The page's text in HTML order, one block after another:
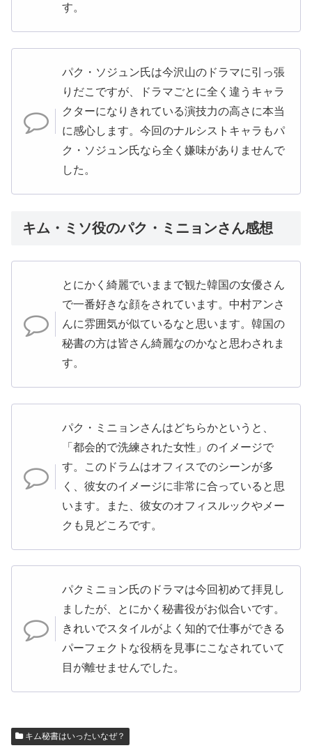
す。
パク・ソジュン氏は今沢山のドラマに引っ張
りだこですが、ドラマごとに全く違うキャラ
クターになりきれている演技力の高さに本当
に感心します。今回のナルシストキャラもパ
ク・ソジュン氏なら全く嫌味がありませんで
した。
キム・ミソ役のパク・ミニョンさん感想
とにかく綺麗でいままで観た韓国の女優さん
で一番好きな顔をされています。中村アンさ
んに雰囲気が似ているなと思います。韓国の
秘書の方は皆さん綺麗なのかなと思わされま
す。
パク・ミニョンさんはどちらかというと、
「都会的で洗練された女性」のイメージで
す。このドラムはオフィスでのシーンが多
く、彼女のイメージに非常に合っていると思
います。また、彼女のオフィスルックやメー
クも見どころです。
パクミニョン氏のドラマは今回初めて拝見し
ましたが、とにかく秘書役がお似合いです。
きれいでスタイルがよく知的で仕事ができる
パーフェクトな役柄を見事にこなされていて
目が離せませんでした。
キム秘書はいったいなぜ？